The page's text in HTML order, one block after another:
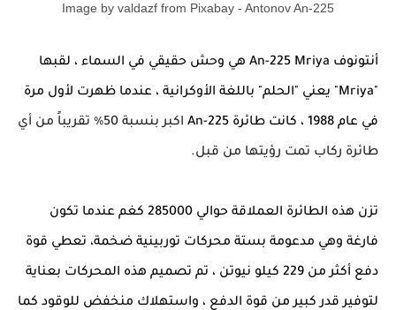
Image by valdazf from Pixabay - Antonov An-225
أنتونوف An-225 Mriya هي وحش حقيقي في السماء ، لقبها
"
Mriya" يعني "الحلم" باللغة الأوكرانية ، عندما ظهرت لأول مرة
في عام 1988 ، كانت طائرة An-225 اكبر بنسبة 50٪ تقريباً من أي
طائرة ركاب تمت رؤيتها من قبل.
تزن هذه الطائرة العملاقة حوالي 285000 كغم عندما تكون
فارغة وهي مدعومة بستة محركات توربينية ضخمة، تعطي قوة
دفع أكثر من 229 كيلو نيوتن ، تم تصميم هذه المحركات بعناية
لتوفير قدر كبير من قوة الدفع ، واستهلاك منخفض للوقود كما